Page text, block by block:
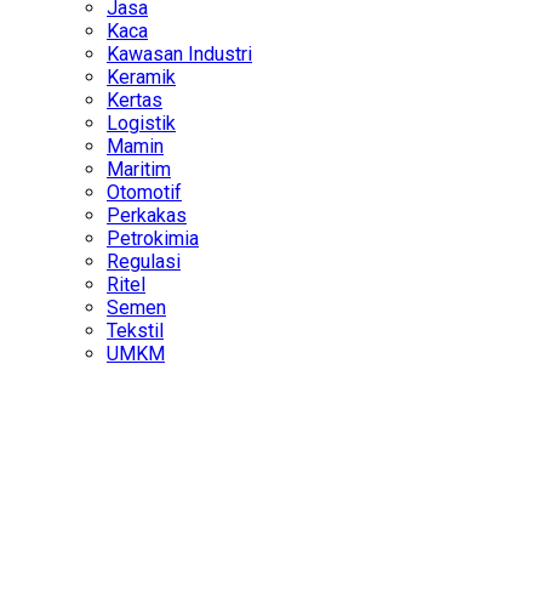
Jasa
Kaca
Kawasan Industri
Keramik
Kertas
Logistik
Mamin
Maritim
Otomotif
Perkakas
Petrokimia
Regulasi
Ritel
Semen
Tekstil
UMKM